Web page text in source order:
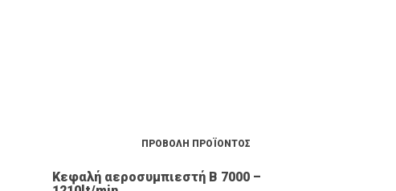
Κεφαλή αεροσυμπιεστή Β 7000 –
ΠΡΟΒΟΛΉ ΠΡΟΪΌΝΤΟΣ